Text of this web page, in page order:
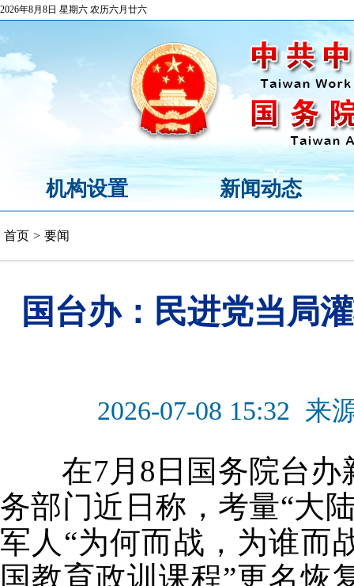
2026年8月8日 星期六 农历六月廿六
机构设置 新闻动态
首页 > 要闻
国台办：民进党当局
2026-07-08 15:32 来
在7月8日国务院台办
务部门近日称，考量“大
军人“为何而战，为谁而
国教育政训课程”更名恢